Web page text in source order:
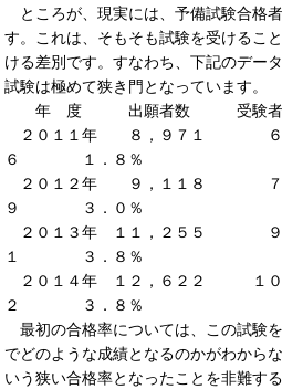
ところが、現実には、予備試験合格
す。これは、そもそも試験を受けるこ
ける差別です。すなわち、下記のデー
試験は極めて狭き門となっています。
年 度 出願者数 受験者
２０１１年 ８，９７１
６ １．８％
２０１２年 ９，１１８
９ ３．０％
２０１３年 １１，２５５
１ ３．８％
２０１４年 １２，６２２
２ ３．８％
最初の合格率については、この試験
でどのような成績となるのかがわから
いう狭い合格率となったことを非難す